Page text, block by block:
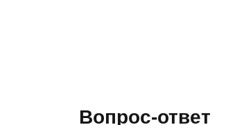
Вопрос-ответ